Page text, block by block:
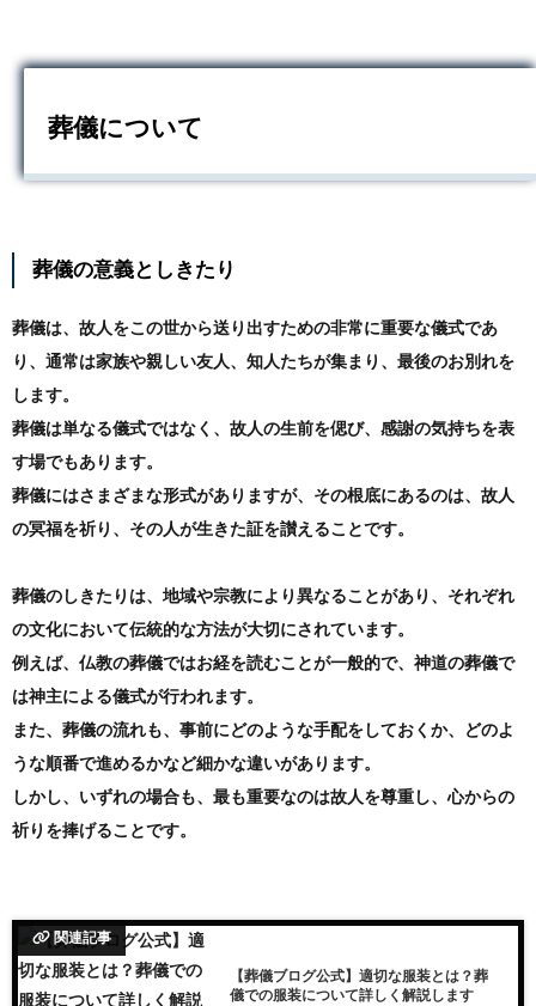
葬儀について
葬儀の意義としきたり
葬儀は、故人をこの世から送り出すための非常に重要な儀式であ
り、通常は家族や親しい友人、知人たちが集まり、最後のお別れを
します。
葬儀は単なる儀式ではなく、故人の生前を偲び、感謝の気持ちを表
す場でもあります。
葬儀にはさまざまな形式がありますが、その根底にあるのは、故人
の冥福を祈り、その人が生きた証を讃えることです。
葬儀のしきたりは、地域や宗教により異なることがあり、それぞれ
の文化において伝統的な方法が大切にされています。
例えば、仏教の葬儀ではお経を読むことが一般的で、神道の葬儀で
は神主による儀式が行われます。
また、葬儀の流れも、事前にどのような手配をしておくか、どのよ
うな順番で進めるかなど細かな違いがあります。
しかし、いずれの場合も、最も重要なのは故人を尊重し、心からの
祈りを捧げることです。
関連記事
【葬儀ブログ公式】適切な服装とは？葬
儀での服装について詳しく解説します